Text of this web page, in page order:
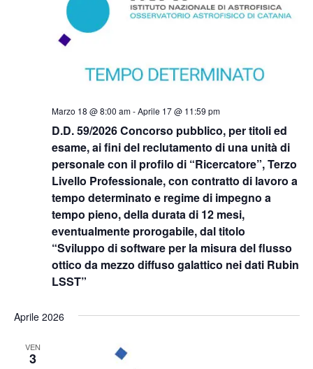
D.D. 59/2026 Concorso pubblico, per titoli ed
esame, ai fini del reclutamento di una unità di
personale con il profilo di “Ricercatore”, Terzo
Livello Professionale, con contratto di lavoro a
tempo determinato e regime di impegno a
tempo pieno, della durata di 12 mesi,
eventualmente prorogabile, dal titolo
“Sviluppo di software per la misura del flusso
ottico da mezzo diffuso galattico nei dati Rubin
LSST”
Marzo 18 @ 8:00 am-Aprile 17 @ 11:59 pm
Aprile 2026
VEN
3